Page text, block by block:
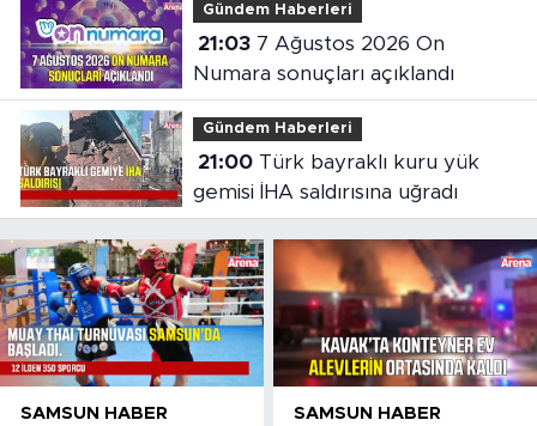
Gündem Haberleri
21:037 Ağustos 2026 On
Numara sonuçları açıklandı
Gündem Haberleri
21:00Türk bayraklı kuru yük
gemisi İHA saldırısına uğradı
SAMSUN HABER SAMSUN HABER